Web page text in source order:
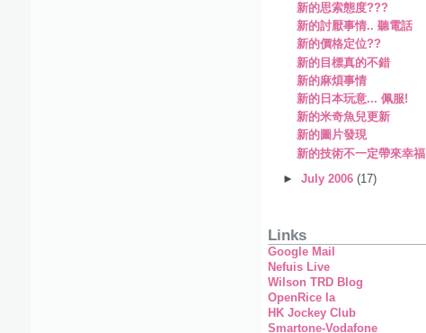
新的思索態度???
新的討厭事情.. 聽電話
新的價格定位??
新的目標真的不錯
新的麻煩事情
新的日本玩意... 佩服!
新的米奇魚兒更新
新的圖片發現
新的技術不一定帶來幸福
► July 2006 (17)
Links
Google Mail
Nefuis Live
Wilson TRD Blog
OpenRice la
HK Jockey Club
Smartone-Vodafone